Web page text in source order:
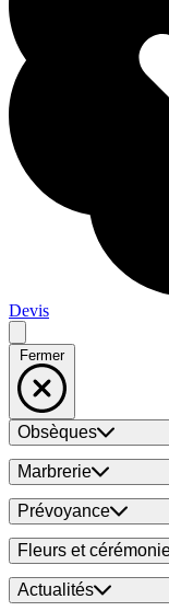
Devis
Fermer
Obsèques
Marbrerie
Prévoyance
Fleurs et
Actualités